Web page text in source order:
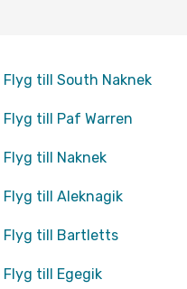
Flyg till South Naknek
Flyg till Paf Warren
Flyg till Naknek
Flyg till Aleknagik
Flyg till Bartletts
Flyg till Egegik